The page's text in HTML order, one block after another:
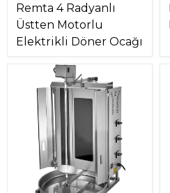
Remta 4 Radyanlı
Üstten Motorlu
Elektrikli Döner Ocağı